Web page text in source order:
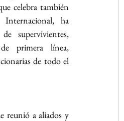
celebra también
ha
supervivientes,
de primera línea,
de todo el
reunió a aliados y